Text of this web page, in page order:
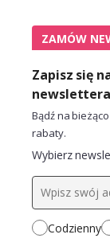
ZAMÓW
Zapisz się
Bądź na
rabaty.
Wybierz
Codzienny